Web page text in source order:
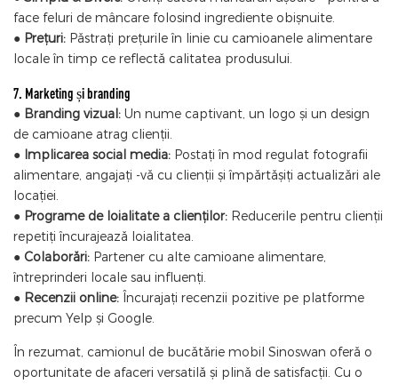
face feluri de mâncare folosind ingrediente obișnuite.
● Prețuri: Păstrați prețurile în linie cu camioanele alimentare
locale în timp ce reflectă calitatea produsului.
7. Marketing și branding
● Branding vizual: Un nume captivant, un logo și un design
de camioane atrag clienții.
● Implicarea social media: Postați în mod regulat fotografii
alimentare, angajați -vă cu clienții și împărtășiți actualizări ale
locației.
● Programe de loialitate a clienților: Reducerile pentru clienții
repetiți încurajează loialitatea.
● Colaborări: Partener cu alte camioane alimentare,
întreprinderi locale sau influenți.
● Recenzii online: Încurajați recenzii pozitive pe platforme
precum Yelp și Google.
În rezumat, camionul de bucătărie mobil Sinoswan oferă o
oportunitate de afaceri versatilă și plină de satisfacții. Cu o